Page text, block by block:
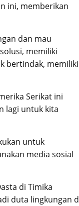
ini, memberikan
dan mau
memiliki
bertindak, memiliki
Serikat ini
lagi untuk kita
untuk
media sosial
di Timika
duta lingkungan